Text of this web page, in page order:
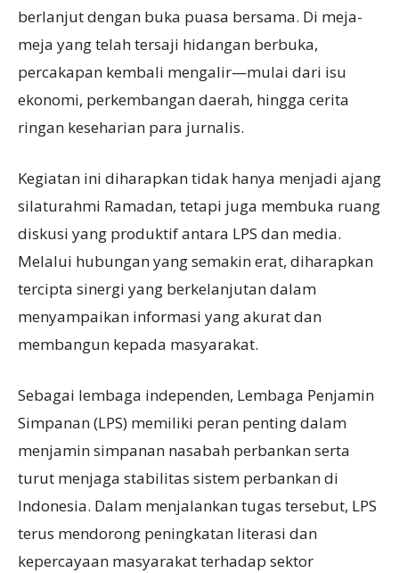
berlanjut dengan buka puasa bersama. Di meja-
meja yang telah tersaji hidangan berbuka,
percakapan kembali mengalir—mulai dari isu
ekonomi, perkembangan daerah, hingga cerita
ringan keseharian para jurnalis.
Kegiatan ini diharapkan tidak hanya menjadi ajang
silaturahmi Ramadan, tetapi juga membuka ruang
diskusi yang produktif antara LPS dan media.
Melalui hubungan yang semakin erat, diharapkan
tercipta sinergi yang berkelanjutan dalam
menyampaikan informasi yang akurat dan
membangun kepada masyarakat.
Sebagai lembaga independen, Lembaga Penjamin
Simpanan (LPS) memiliki peran penting dalam
menjamin simpanan nasabah perbankan serta
turut menjaga stabilitas sistem perbankan di
Indonesia. Dalam menjalankan tugas tersebut, LPS
terus mendorong peningkatan literasi dan
kepercayaan masyarakat terhadap sektor